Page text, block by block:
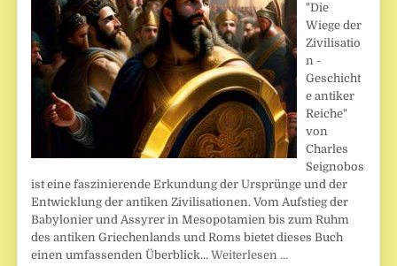
"Die
Wiege der
Zivilisatio
n -
Geschicht
e antiker
Reiche"
von
Charles
Seignobos
ist eine faszinierende Erkundung der Ursprünge und der
Entwicklung der antiken Zivilisationen. Vom Aufstieg der
Babylonier und Assyrer in Mesopotamien bis zum Ruhm
des antiken Griechenlands und Roms bietet dieses Buch
einen umfassenden Überblick…Weiterlesen …